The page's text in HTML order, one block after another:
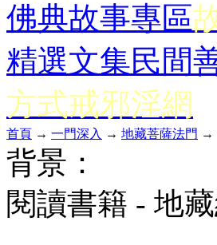
佛典故事專區
精選文集民間
方式戒邪淫網
首頁 → 一門深入 → 地藏菩薩法門 →
背景：
閱讀書籍 - 地